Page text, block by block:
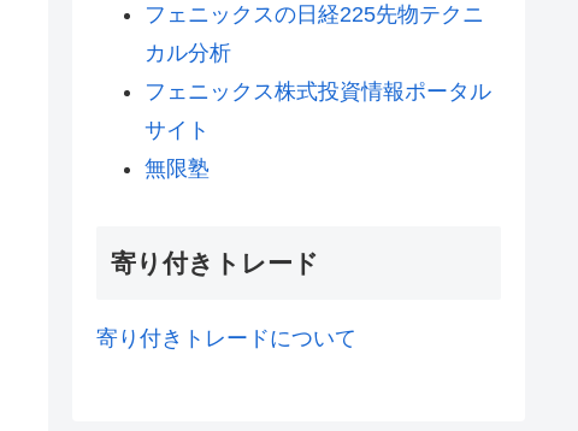
フェニックスの日経225先物テクニ
カル分析
フェニックス株式投資情報ポータル
サイト
無限塾
寄り付きトレード
寄り付きトレードについて